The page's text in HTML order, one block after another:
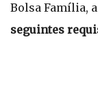
Bolsa Família,
seguintes